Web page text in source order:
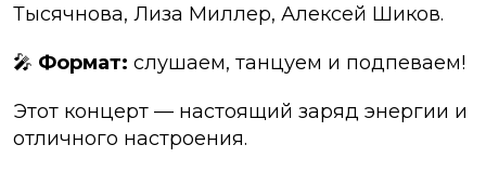
Тысячнова, Лиза Миллер, Алексей Шиков.
🎤 Формат: слушаем, танцуем и подпеваем!
Этот концерт — настоящий заряд энергии и
отличного настроения.